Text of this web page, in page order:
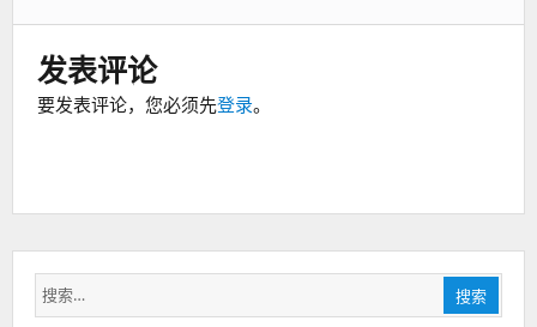
发表评论
要发表评论，您必须先登录。
搜
索：
搜索